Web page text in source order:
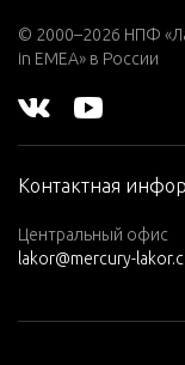
© 2000–2026 НПФ
in EMEA» в России
Контактная
Центральный офис
lakor@mercury-